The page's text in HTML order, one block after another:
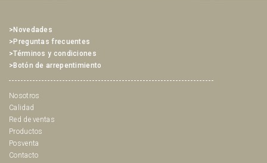
>Novedades
>Preguntas frecuentes
>Términos y condiciones
>Botón de arrepentimiento
Nosotros
Calidad
Red de ventas
Productos
Posventa
Contacto